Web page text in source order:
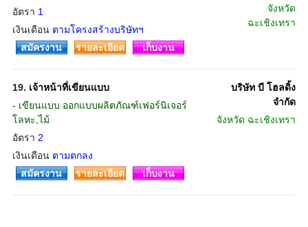
อัตรา 1
เงินเดือน ตามโครงสร้างบริษัทฯ
จังหวัด
ฉะเชิงเทรา
สมัครงาน รายละเอียด เก็บงาน
19. เจ้าหน้าที่เขียนแบบ
- เขียนแบบ ออกแบบผลิตภัณฑ์เฟอร์นิเจอร์
โลหะ,ไม้
อัตรา 2
เงินเดือน ตามตกลง
บริษัท บี โฮลดิ้ง
จำกัด
จังหวัด ฉะเชิงเทรา
สมัครงาน รายละเอียด เก็บงาน